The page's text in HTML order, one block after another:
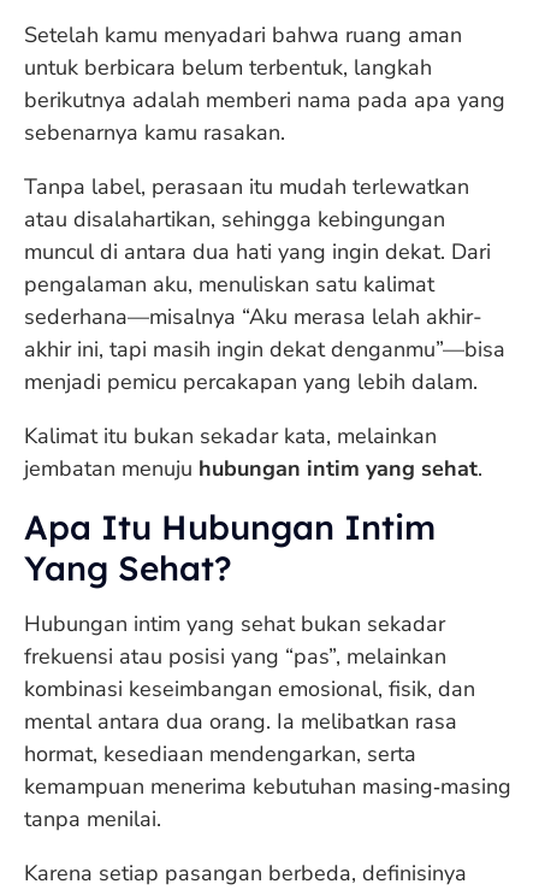
Setelah kamu menyadari bahwa ruang aman
untuk berbicara belum terbentuk, langkah
berikutnya adalah memberi nama pada apa yang
sebenarnya kamu rasakan.
Tanpa label, perasaan itu mudah terlewatkan
atau disalahartikan, sehingga kebingungan
muncul di antara dua hati yang ingin dekat. Dari
pengalaman aku, menuliskan satu kalimat
sederhana—misalnya “Aku merasa lelah akhir-
akhir ini, tapi masih ingin dekat denganmu”—bisa
menjadi pemicu percakapan yang lebih dalam.
Kalimat itu bukan sekadar kata, melainkan
jembatan menuju hubungan intim yang sehat.
Apa Itu Hubungan Intim
Yang Sehat?
Hubungan intim yang sehat bukan sekadar
frekuensi atau posisi yang “pas”, melainkan
kombinasi keseimbangan emosional, fisik, dan
mental antara dua orang. Ia melibatkan rasa
hormat, kesediaan mendengarkan, serta
kemampuan menerima kebutuhan masing‑masing
tanpa menilai.
Karena setiap pasangan berbeda, definisinya